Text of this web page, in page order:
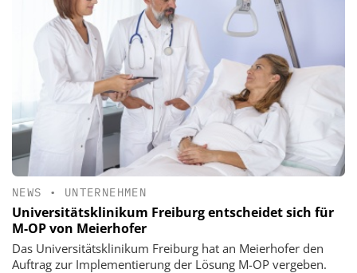
NEWS • UNTERNEHMEN
Universitätsklinikum Freiburg entscheidet sich für
M-OP von Meierhofer
Das Universitätsklinikum Freiburg hat an Meierhofer den
Auftrag zur Implementierung der Lösung M-OP vergeben.